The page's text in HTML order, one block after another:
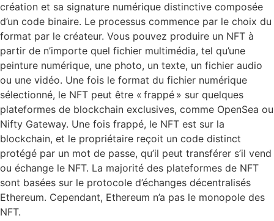
création et sa signature numérique distinctive composée
d’un code binaire. Le processus commence par le choix du
format par le créateur. Vous pouvez produire un NFT à
partir de n’importe quel fichier multimédia, tel qu’une
peinture numérique, une photo, un texte, un fichier audio
ou une vidéo. Une fois le format du fichier numérique
sélectionné, le NFT peut être « frappé » sur quelques
plateformes de blockchain exclusives, comme OpenSea ou
Nifty Gateway. Une fois frappé, le NFT est sur la
blockchain, et le propriétaire reçoit un code distinct
protégé par un mot de passe, qu’il peut transférer s’il vend
ou échange le NFT. La majorité des plateformes de NFT
sont basées sur le protocole d’échanges décentralisés
Ethereum. Cependant, Ethereum n’a pas le monopole des
NFT.